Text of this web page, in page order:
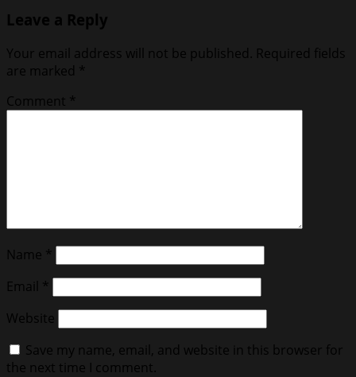
Leave a Reply
Your email address will not be published. Required fields
are marked *
Comment *
Name *
Email
*
Website
Save my name, email, and website in this browser for
the next time I comment.